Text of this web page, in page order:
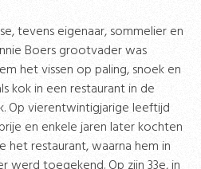
tevens eigenaar, sommelier en
Boers grootvader was
het vissen op paling, snoek en
kok in een restaurant in de
Op vierentwintigjarige leeftijd
en enkele jaren later kochten
het restaurant, waarna hem in